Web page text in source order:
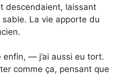
descendaient, laissant
La vie apporte du
— j’ai aussi eu tort.
comme ça, pensant que